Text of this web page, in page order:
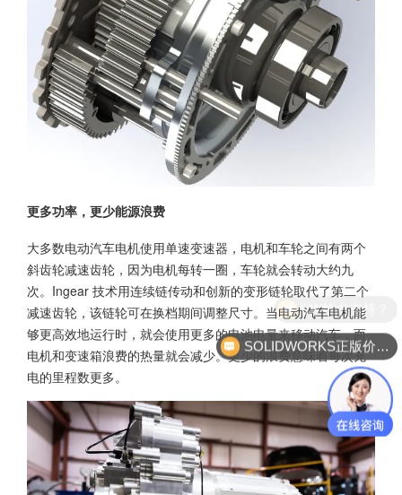
更多功率，更少能源浪费
大多数电动汽车电机使用单速变速器，电机和车轮之间有两个
斜齿轮减速齿轮，因为电机每转一圈，车轮就会转动大约九
次。Ingear 技术用连续链传动和创新的变形链轮取代了第二个
减速齿轮，该链轮可在换档期间调整尺寸。当电动汽车电机能
够更高效地运行时，就会使用更多的电池电量来移动汽车，而
电机和变速箱浪费的热量就会减少。更少的浪费意味着每次充
电的里程数更多。